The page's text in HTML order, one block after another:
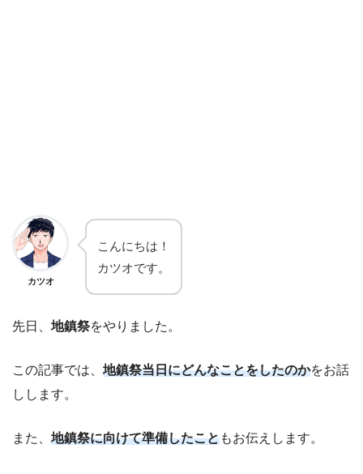
カツオ
こんにちは！
カツオです。
先日、 地鎮祭をやりました。
この記事では、 地鎮祭当日にどんなことをしたのかをお話
しします。
また、 地鎮祭に向けて準備したこともお伝えします。